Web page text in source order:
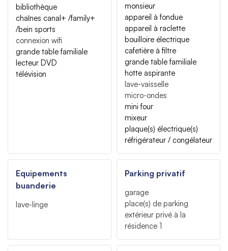
bibliothèque
chaînes canal+ /family+
/bein sports
connexion wifi
grande table familiale
lecteur DVD
télévision
monsieur
appareil à fondue
appareil à raclette
bouilloire électrique
cafetière à filtre
grande table familiale
hotte aspirante
lave-vaisselle
micro-ondes
mini four
mixeur
plaque(s) électrique(s)
réfrigérateur / congélateur
Equipements
buanderie
lave-linge
Parking privatif
garage
place(s) de parking
extérieur privé à la
résidence 1